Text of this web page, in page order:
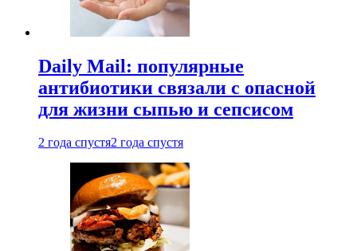
Daily Mail: популярные
антибиотики связали с опасной
для жизни сыпью и сепсисом
2 года спустя2 года спустя